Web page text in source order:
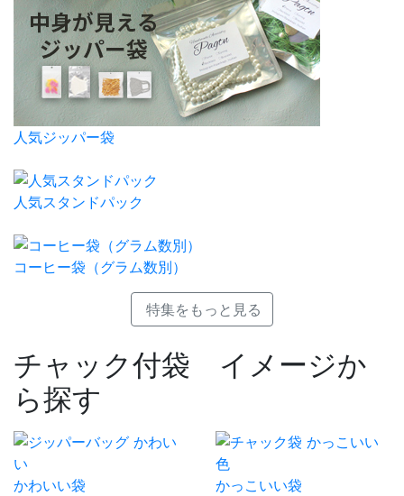
人気ジッパー袋
人気スタンドパック
コーヒー袋（グラム数別）
特集をもっと見る
チャック付袋 イメージか
ら探す
かわいい袋 かっこいい袋